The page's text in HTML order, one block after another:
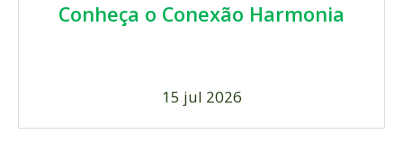
Conheça o Conexão Harmonia
15 jul 2026